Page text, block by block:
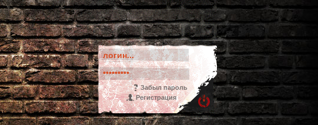
Забыл пароль
Регистрация